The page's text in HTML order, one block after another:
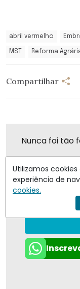
abril vermelho
MST Reforma
Compartilhar
Nunca foi tão
Eu concordo em
Utilizamos
experiência de
cookies.